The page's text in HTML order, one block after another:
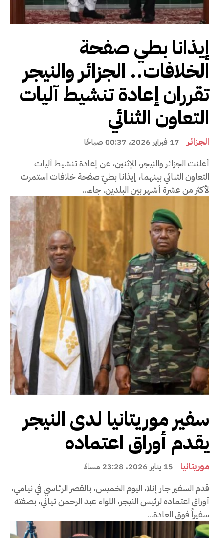
إيذانا بطي صفحة
الخلافات.. الجزائر والنيجر
تقرران إعادة تنشيط آليات
التعاون الثنائي
الجزائر 17 فبراير 2026، 00:37 صباحًا
أعلنت الجزائر والنيجر، الإثنين، عن إعادة تنشيط آليات
التعاون الثنائي بينهما، إيذانا بطيّ صفحة خلافات استمرت
لأكثر من عشرة أشهر بين البلدين. جاء...
سفير موريتانيا لدى النيجر
يقدم أوراق اعتماده
موريتانيا 15 يناير 2026، 23:28 مساءً
قدم السفير جار إنلا، اليوم الخميس، بالقصر الرئاسي في نيامي،
أوراق اعتماده لرئيس النيجر، اللواء عبد الرحمن تياني، بصفته
سفيراً فوق العادة...